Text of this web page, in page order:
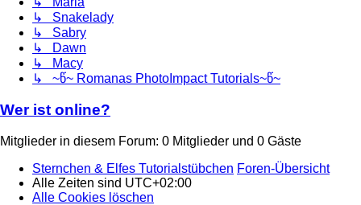
↳ Snakelady
↳ Sabry
↳ Dawn
↳ Macy
↳ ~წ~ Romanas PhotoImpact Tutorials~წ~
Wer ist online?
Mitglieder in diesem Forum: 0 Mitglieder und 0 Gäste
Sternchen & Elfes Tutorialstübchen Foren-Übersicht
Alle Zeiten sind UTC+02:00
Alle Cookies löschen